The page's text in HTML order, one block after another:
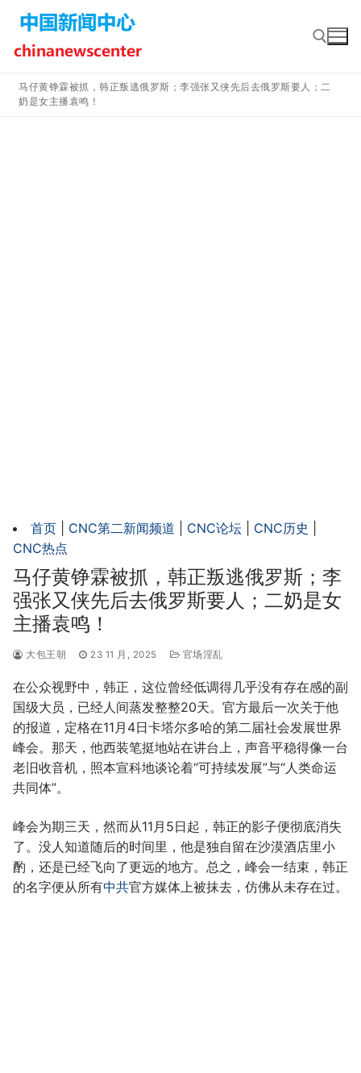
content
马仔黄铮霖被抓，韩正叛逃俄罗斯；李强张又侠先后去俄罗斯要人；二
奶是女主播袁鸣！
首页 CNC第二新闻频道 CNC论坛 CNC历史
CNC热点
马仔黄铮霖被抓，韩正叛逃俄罗斯；李
强张又侠先后去俄罗斯要人；二奶是女
主播袁鸣！
大包王朝 23 11 月, 2025 官场淫乱
在公众视野中，韩正，这位曾经低调得几乎没有存在感的副
国级大员，已经人间蒸发整整20天。官方最后一次关于他
的报道，定格在11月4日卡塔尔多哈的第二届社会发展世界
峰会。那天，他西装笔挺地站在讲台上，声音平稳得像一台
老旧收音机，照本宣科地谈论着“可持续发展”与“人类命运
共同体”。
峰会为期三天，然而从11月5日起，韩正的影子便彻底消失
了。没人知道随后的时间里，他是独自留在沙漠酒店里小
酌，还是已经飞向了更远的地方。总之，峰会一结束，韩正
的名字便从所有中共官方媒体上被抹去，仿佛从未存在过。